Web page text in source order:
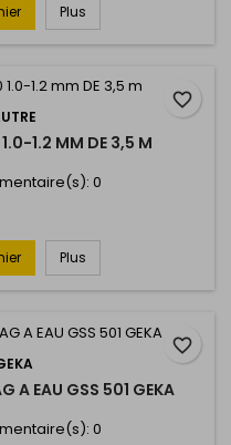
Plus
1.2 MM DE 3,5 M
0
Plus
favorite_border
A EAU GSS 501 GEKA
0
favorite_border